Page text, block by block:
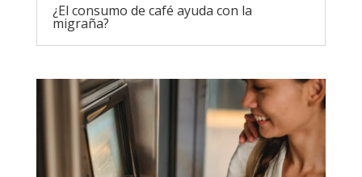
¿El consumo de café ayuda con la
migraña?